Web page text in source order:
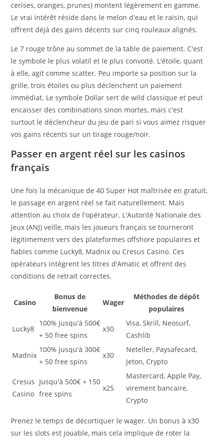
cerises, oranges, prunes) montent légèrement en gamme.
Le vrai intérêt réside dans le melon d'eau et le raisin, qui
offrent déjà des gains décents sur cinq rouleaux alignés.
Le 7 rouge trône au sommet de la table de paiement. C'est
le symbole le plus volatil et le plus convoité. L'étoile, quant
à elle, agit comme scatter. Peu importe sa position sur la
grille, trois étoiles ou plus déclenchent un paiement
immédiat. Le symbole Dollar sert de wild classique et peut
encaisser des combinations sinon mortes, mais c'est
surtout le déclencheur du jeu de pari si vous aimez risquer
vos gains récents sur un tirage rouge/noir.
Passer en argent réel sur les casinos
français
Une fois la mécanique de 40 Super Hot maîtrisée en gratuit,
le passage en argent réel se fait naturellement. Mais
attention au choix de l'opérateur. L'Autorité Nationale des
Jeux (ANJ) veille, mais les joueurs français se tourneront
légitimement vers des plateformes offshore populaires et
fiables comme Lucky8, Madnix ou Cresus Casino. Ces
opérateurs intègrent les titres d'Amatic et offrent des
conditions de retrait correctes.
Casino
Bonus de
bienvenue
Wager
Méthodes de dépôt
populaires
Lucky8
100% jusqu'à 500€
+ 50 free spins
x30
Visa, Skrill, Neosurf,
Cashlib
Madnix
100% jusqu'à 300€
+ 50 free spins
x30
Neteller, Paysafecard,
Jeton, Crypto
Cresus
Casino
Jusqu'à 500€ + 150
free spins
x25
Mastercard, Apple Pay,
virement bancaire,
Crypto
Prenez le temps de décortiquer le wager. Un bonus à x30
sur les slots est jouable, mais cela implique de roter la